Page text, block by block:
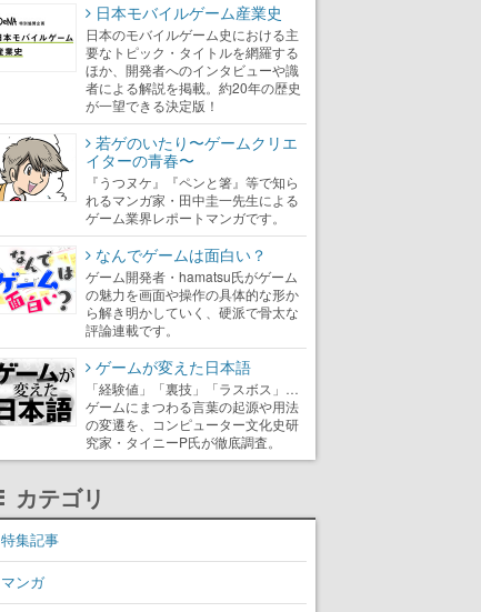
日本モバイルゲーム産業史
日本のモバイルゲーム史における主
要なトピック・タイトルを網羅する
ほか、開発者へのインタビューや識
者による解説を掲載。約20年の歴史
が一望できる決定版！
若ゲのいたり〜ゲームクリエ
イターの青春〜
『うつヌケ』『ペンと箸』等で知ら
れるマンガ家・田中圭一先生による
ゲーム業界レポートマンガです。
なんでゲームは面白い？
ゲーム開発者・hamatsu氏がゲーム
の魅力を画面や操作の具体的な形か
ら解き明かしていく、硬派で骨太な
評論連載です。
ゲームが変えた日本語
「経験値」「裏技」「ラスボス」…
ゲームにまつわる言葉の起源や用法
の変遷を、コンピューター文化史研
究家・タイニーP氏が徹底調査。
カテゴリ
特集記事
マンガ